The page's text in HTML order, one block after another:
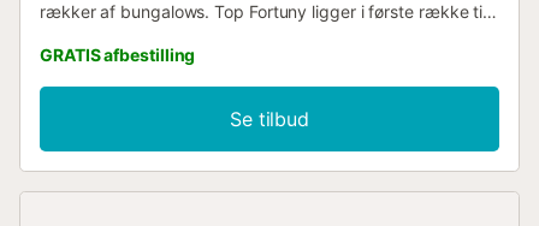
rækker af bungalows. Top Fortuny ligger i første række til
parasol. Dens højhastigheds-WIFI med fiberoptik vil give
dig mulighed for altid at være online. Top Fortuny har ét
soveværelse, badeværelse med bruser og en rummelig
stue/køkken, der åbner ud til et stort glasvindue, hvorfra
du kan se stranden og havets turkisblå farve. Gå ikke glip
GRATIS afbestilling
Se tilbud